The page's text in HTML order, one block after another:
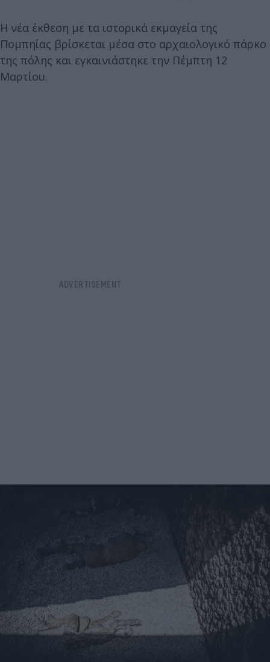
Η νέα έκθεση με τα ιστορικά εκμαγεία της
Πομπηίας βρίσκεται μέσα στο αρχαιολογικό πάρκο
της πόλης και εγκαινιάστηκε την Πέμπτη 12
Μαρτίου.